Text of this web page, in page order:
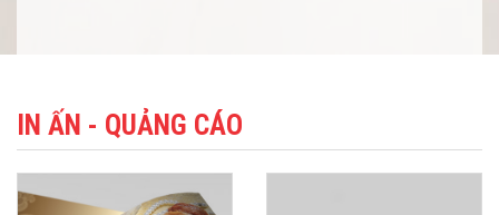
IN ẤN - QUẢNG CÁO